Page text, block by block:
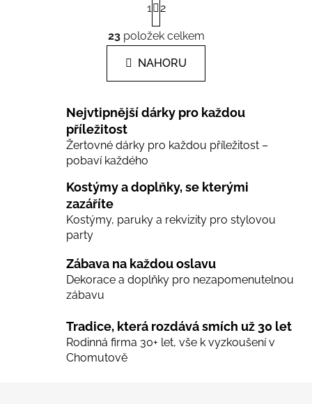
O
v
l
á
d
c
p
v
k
v
p
i
s
t
r
á
n
k
n
1 2
23položek celkem
NAHORU
Nejvtipnější dárky pro každou
příležitost
Žertovné dárky pro každou příležitost –
pobaví každého
Kostýmy a doplňky, se kterými
zazáříte
Kostýmy, paruky a rekvizity pro stylovou
party
Zábava na každou oslavu
Dekorace a doplňky pro nezapomenutelnou
zábavu
Tradice, která rozdává smích už 30 let
Rodinná firma 30+ let, vše k vyzkoušení v
Chomutově